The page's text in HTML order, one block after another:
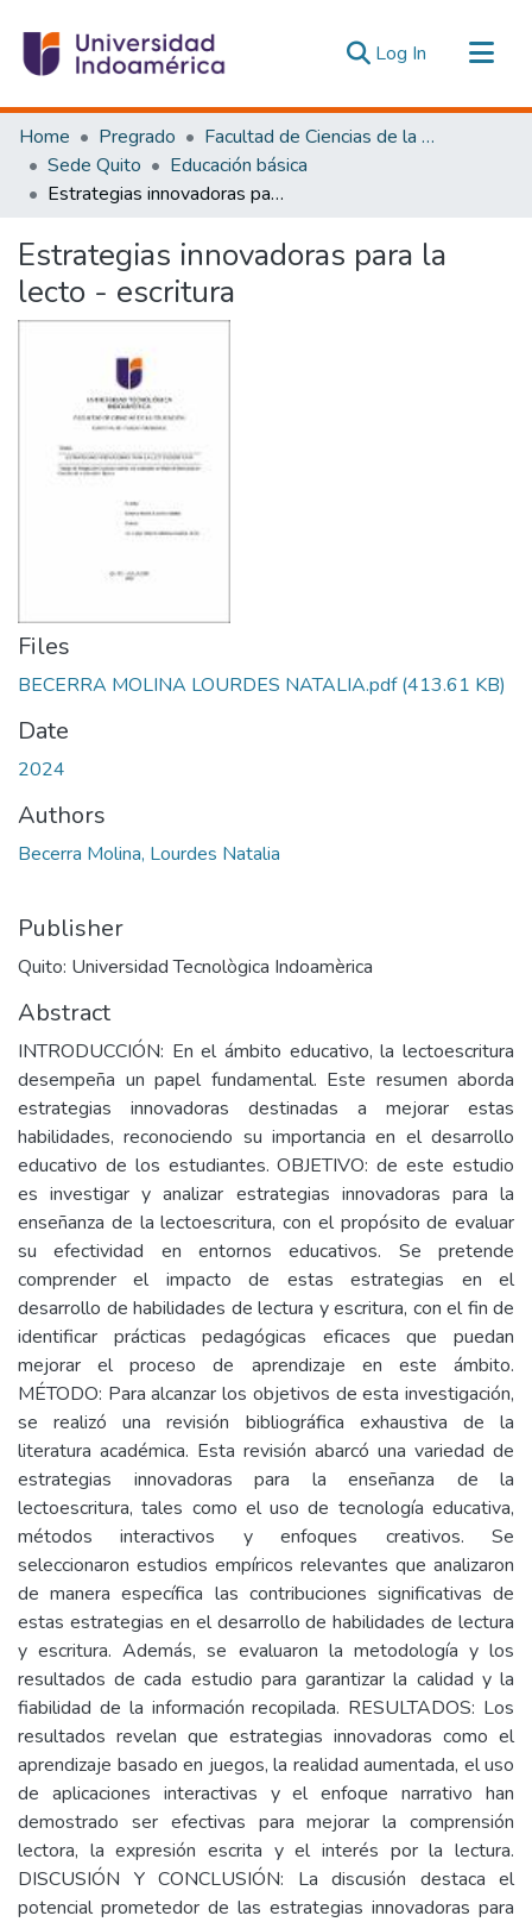
Log In (current)
Communities & Collections
All of DSpace
Statistics
Home Pregrado
Facultad de Ciencias de la Educación, De la Educación y Desarrollo Social
Sede Quito
Educación básica
Estrategias innovadoras para la lecto - escritura
Estrategias innovadoras para la
lecto - escritura
Files
BECERRA MOLINA LOURDES NATALIA.pdf(413.61 KB)
Date
2024
Authors
Becerra Molina, Lourdes Natalia
Publisher
Quito: Universidad Tecnològica Indoamèrica
Abstract
INTRODUCCIÓN: En el ámbito educativo, la lectoescritura
desempeña un papel fundamental. Este resumen aborda
estrategias innovadoras destinadas a mejorar estas
habilidades, reconociendo su importancia en el desarrollo
educativo de los estudiantes. OBJETIVO: de este estudio
es investigar y analizar estrategias innovadoras para la
enseñanza de la lectoescritura, con el propósito de evaluar
su efectividad en entornos educativos. Se pretende
comprender el impacto de estas estrategias en el
desarrollo de habilidades de lectura y escritura, con el fin de
identificar prácticas pedagógicas eficaces que puedan
mejorar el proceso de aprendizaje en este ámbito.
MÉTODO: Para alcanzar los objetivos de esta investigación,
se realizó una revisión bibliográfica exhaustiva de la
literatura académica. Esta revisión abarcó una variedad de
estrategias innovadoras para la enseñanza de la
lectoescritura, tales como el uso de tecnología educativa,
métodos interactivos y enfoques creativos. Se
seleccionaron estudios empíricos relevantes que analizaron
de manera específica las contribuciones significativas de
estas estrategias en el desarrollo de habilidades de lectura
y escritura. Además, se evaluaron la metodología y los
resultados de cada estudio para garantizar la calidad y la
fiabilidad de la información recopilada. RESULTADOS: Los
resultados revelan que estrategias innovadoras como el
aprendizaje basado en juegos, la realidad aumentada, el uso
de aplicaciones interactivas y el enfoque narrativo han
demostrado ser efectivas para mejorar la comprensión
lectora, la expresión escrita y el interés por la lectura.
DISCUSIÓN Y CONCLUSIÓN: La discusión destaca el
potencial prometedor de las estrategias innovadoras para